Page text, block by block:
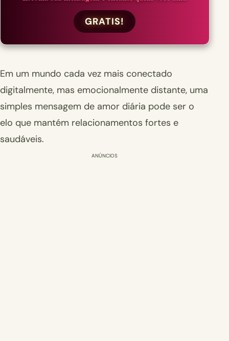
GRATIS!
Em um mundo cada vez mais conectado
digitalmente, mas emocionalmente distante, uma
simples mensagem de amor diária pode ser o
elo que mantém relacionamentos fortes e
saudáveis.
ANÚNCIOS